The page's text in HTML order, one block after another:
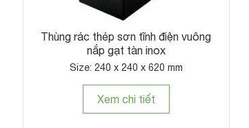
Thùng rác thép sơn tĩnh điện vuông
nắp gạt tàn inox
Size: 240 x 240 x 620 mm
Xem chi tiết